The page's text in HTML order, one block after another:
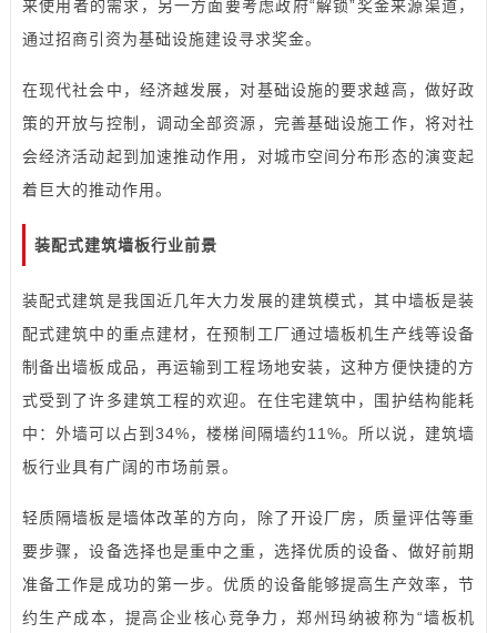
来使用者的需求，另一方面要考虑政府“解锁”奖金来源渠道，
通过招商引资为基础设施建设寻求奖金。
在现代社会中，经济越发展，对基础设施的要求越高，做好政
策的开放与控制，调动全部资源，完善基础设施工作，将对社
会经济活动起到加速推动作用，对城市空间分布形态的演变起
着巨大的推动作用。
装配式建筑墙板行业前景
装配式建筑是我国近几年大力发展的建筑模式，其中墙板是装
配式建筑中的重点建材，在预制工厂通过墙板机生产线等设备
制备出墙板成品，再运输到工程场地安装，这种方便快捷的方
式受到了许多建筑工程的欢迎。在住宅建筑中，围护结构能耗
中：外墙可以占到34%，楼梯间隔墙约11%。所以说，建筑墙
板行业具有广阔的市场前景。
轻质隔墙板是墙体改革的方向，除了开设厂房，质量评估等重
要步骤，设备选择也是重中之重，选择优质的设备、做好前期
准备工作是成功的第一步。优质的设备能够提高生产效率，节
约生产成本，提高企业核心竞争力，郑州玛纳被称为“墙板机